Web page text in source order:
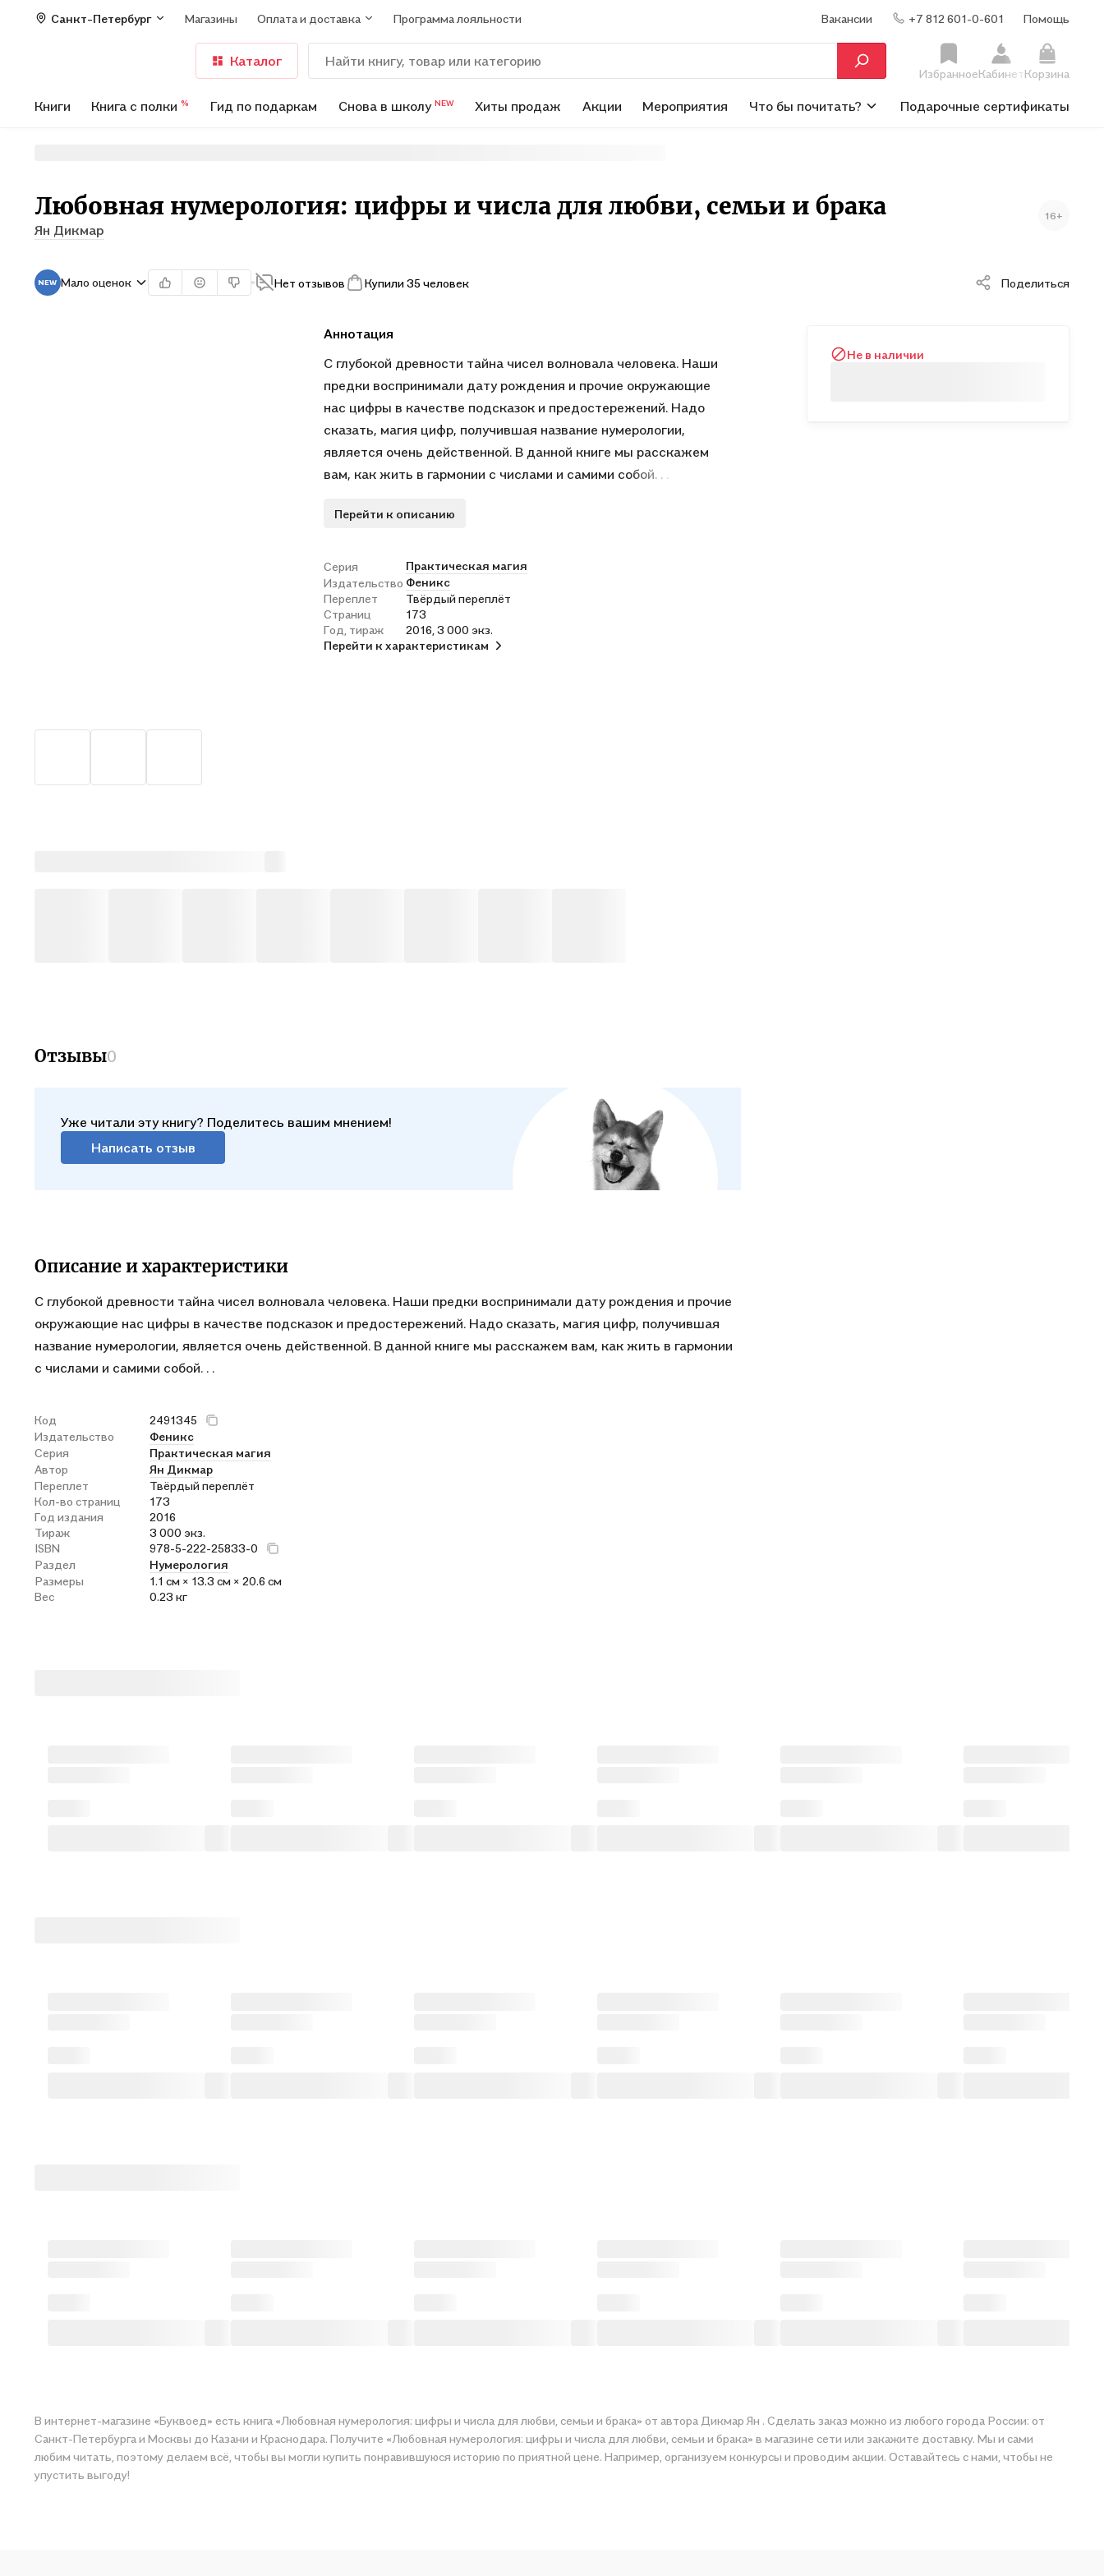
Санкт-Петербург Магазины Оплата и доставка Программа лояльности Вакансии +7 812 601-0-601 Помощь
Каталог
ИзбранноеКабинетКорзина
Книги Книга с полки % Гид по подаркам Снова в школу NEW Хиты продаж Акции Мероприятия Что бы почитать? Подарочные сертификаты
Любовная нумерология: цифры и числа для любви, семьи и брака
Ян Дикмар
16+
Мало оценок Нет отзывов Купили 35 человек Поделиться
Аннотация
С глубокой древности тайна чисел волновала человека. Наши
предки воспринимали дату рождения и прочие окружающие
нас цифры в качестве подсказок и предостережений. Надо
сказать, магия цифр, получившая название нумерологии,
является очень действенной. В данной книге мы расскажем
вам, как жить в гармонии с числами и самими собой. . .
Перейти к описанию
Серия
Практическая магия
Издательство Феникс
Переплет
Твёрдый переплёт
Страниц
173
Год, тираж
2016, 3 000 экз.
Перейти к характеристикам
Не в наличии
Отзывы0
Уже читали эту книгу? Поделитесь вашим мнением!
Написать отзыв
Описание и характеристики
С глубокой древности тайна чисел волновала человека. Наши предки воспринимали дату рождения и прочие
окружающие нас цифры в качестве подсказок и предостережений. Надо сказать, магия цифр, получившая
название нумерологии, является очень действенной. В данной книге мы расскажем вам, как жить в гармонии
с числами и самими собой. . .
Код
2491345
Издательство
Феникс
Серия
Практическая магия
Автор
Ян Дикмар
Переплет
Твёрдый переплёт
Кол-во страниц
173
Год издания
2016
Тираж
3 000 экз.
ISBN
978-5-222-25833-0
Раздел
Нумерология
Размеры
1.1 см × 13.3 см × 20.6 см
Вес
0.23 кг
В интернет-магазине «Буквоед» есть книга «Любовная нумерология: цифры и числа для любви, семьи и брака» от автора Дикмар Ян . Сделать заказ можно из любого города России: от
Санкт-Петербурга и Москвы до Казани и Краснодара. Получите «Любовная нумерология: цифры и числа для любви, семьи и брака» в магазине сети или закажите доставку. Мы и сами
любим читать, поэтому делаем всё, чтобы вы могли купить понравившуюся историю по приятной цене. Например, организуем конкурсы и проводим акции. Оставайтесь с нами, чтобы не
упустить выгоду!